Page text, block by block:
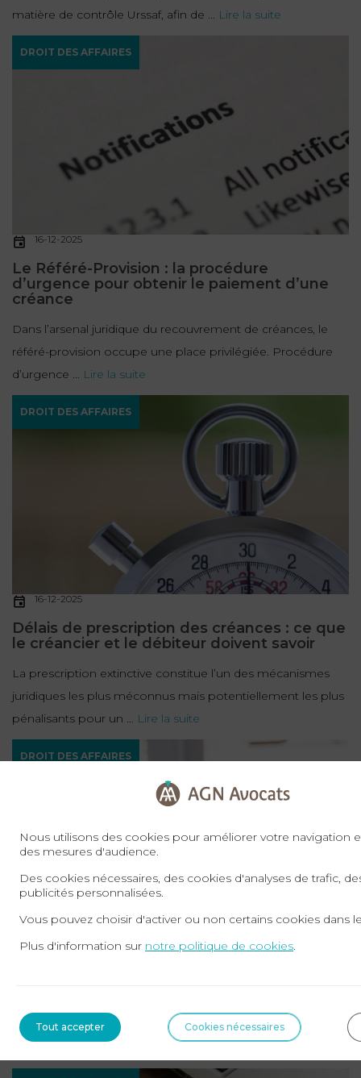
matière de contrôle Urssaf, afin de ... Lire la suite
DROIT DES AFFAIRES
16-12-2025
Le Référé-Provision : la procédure
d’urgence pour obtenir le paiement d’une
créance
Dans l’arsenal juridique du recouvrement de créances, le
référé-provision occupe une place privilégiée. Procédure
d’urgence ... Lire la suite
DROIT DES AFFAIRES
16-12-2025
Délais de prescription des créances : ce que
le créancier et le débiteur doivent savoir
La prescription extinctive constitue l’un des mécanismes
juridiques les plus méconnus mais potentiellement les plus
pénalisants pour un ... Lire la suite
DROIT DES AFFAIRES
16-12-2025
plus utilisées en France pour recouvrer rapidement une
Nous utilisons des cookies pour améliorer votre navigation
des mesures d'audience.
Des cookies nécessaires, des cookies d'analyses de trafic,
publicités personnalisées.
Vous pouvez choisir d'activer ou non certains cookies dans
Plus d'information sur notre politique de cookies.
Tout accepter Cookies nécessaires